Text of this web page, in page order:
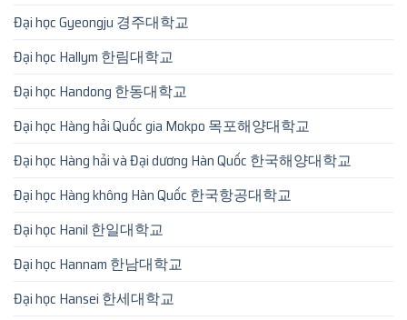
Đại học Gyeongju 경주대학교
Đại học Hallym 한림대학교
Đại học Handong 한동대학교
Đại học Hàng hải Quốc gia Mokpo 목포해양대학교
Đại học Hàng hải và Đại dương Hàn Quốc 한국해양대학교
Đại học Hàng không Hàn Quốc 한국항공대학교
Đại học Hanil 한일대학교
Đại học Hannam 한남대학교
Đại học Hansei 한세대학교